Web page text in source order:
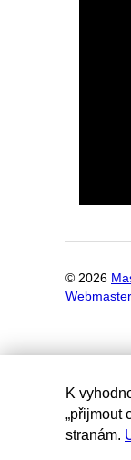
© 2026
Webmaster
K
„přijmout
stranám.